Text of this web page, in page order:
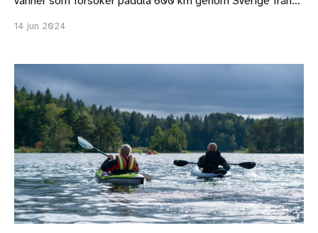
och kajakinstruktör och Andy Rantell är en äventyrare som
paddlar uppför Trollhätte kanal, genom Vänern och
14 jun 2024